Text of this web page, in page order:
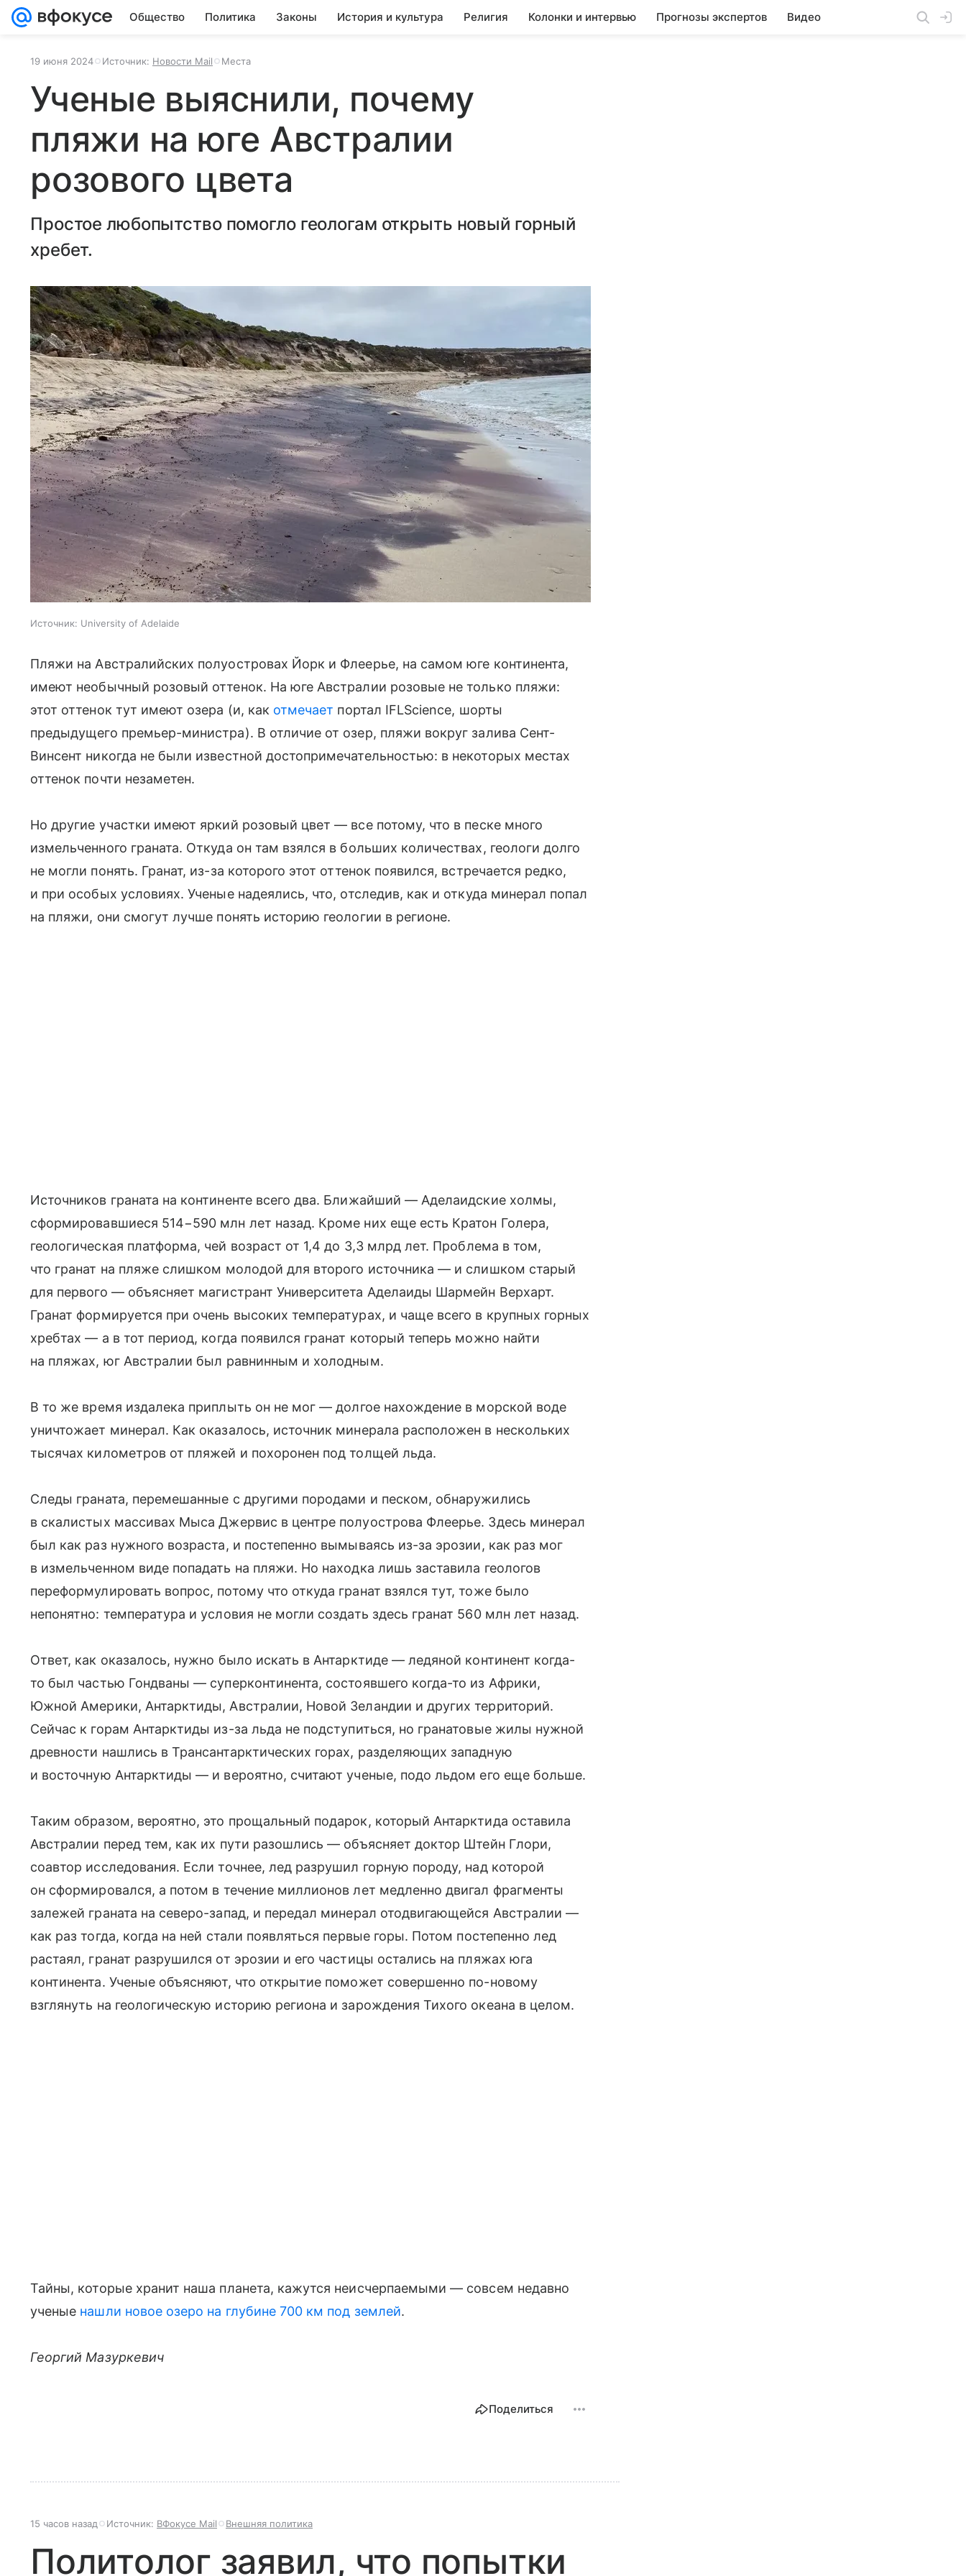
Общество Политика Законы История и культура Религия Колонки и интервью Прогнозы экспертов Видео
19 июня 2024 Источник: Новости Mail Места
Ученые выяснили, почему
пляжи на юге Австралии
розового цвета
Простое любопытство помогло геологам открыть новый горный
хребет.
Источник: University of Adelaide
Пляжи на Австралийских полуостровах Йорк и Флеерье, на самом юге континента,
имеют необычный розовый оттенок. На юге Австралии розовые не только пляжи:
этот оттенок тут имеют озера (и, как отмечает портал IFLScience, шорты
предыдущего премьер-министра). В отличие от озер, пляжи вокруг залива Сент-
Винсент никогда не были известной достопримечательностью: в некоторых местах
оттенок почти незаметен.
Но другие участки имеют яркий розовый цвет — все потому, что в песке много
измельченного граната. Откуда он там взялся в больших количествах, геологи долго
не могли понять. Гранат, из-за которого этот оттенок появился, встречается редко,
и при особых условиях. Ученые надеялись, что, отследив, как и откуда минерал попал
на пляжи, они смогут лучше понять историю геологии в регионе.
Источников граната на континенте всего два. Ближайший — Аделаидские холмы,
сформировавшиеся 514−590 млн лет назад. Кроме них еще есть Кратон Голера,
геологическая платформа, чей возраст от 1,4 до 3,3 млрд лет. Проблема в том,
что гранат на пляже слишком молодой для второго источника — и слишком старый
для первого — объясняет магистрант Университета Аделаиды Шармейн Верхарт.
Гранат формируется при очень высоких температурах, и чаще всего в крупных горных
хребтах — а в тот период, когда появился гранат который теперь можно найти
на пляжах, юг Австралии был равнинным и холодным.
В то же время издалека приплыть он не мог — долгое нахождение в морской воде
уничтожает минерал. Как оказалось, источник минерала расположен в нескольких
тысячах километров от пляжей и похоронен под толщей льда.
Следы граната, перемешанные с другими породами и песком, обнаружились
в скалистых массивах Мыса Джервис в центре полуострова Флеерье. Здесь минерал
был как раз нужного возраста, и постепенно вымываясь из-за эрозии, как раз мог
в измельченном виде попадать на пляжи. Но находка лишь заставила геологов
переформулировать вопрос, потому что откуда гранат взялся тут, тоже было
непонятно: температура и условия не могли создать здесь гранат 560 млн лет назад.
Ответ, как оказалось, нужно было искать в Антарктиде — ледяной континент когда-
то был частью Гондваны — суперконтинента, состоявшего когда-то из Африки,
Южной Америки, Антарктиды, Австралии, Новой Зеландии и других территорий.
Сейчас к горам Антарктиды из-за льда не подступиться, но гранатовые жилы нужной
древности нашлись в Трансантарктических горах, разделяющих западную
и восточную Антарктиды — и вероятно, считают ученые, подо льдом его еще больше.
Таким образом, вероятно, это прощальный подарок, который Антарктида оставила
Австралии перед тем, как их пути разошлись — объясняет доктор Штейн Глори,
соавтор исследования. Если точнее, лед разрушил горную породу, над которой
он сформировался, а потом в течение миллионов лет медленно двигал фрагменты
залежей граната на северо-запад, и передал минерал отодвигающейся Австралии —
как раз тогда, когда на ней стали появляться первые горы. Потом постепенно лед
растаял, гранат разрушился от эрозии и его частицы остались на пляжах юга
континента. Ученые объясняют, что открытие поможет совершенно по-новому
взглянуть на геологическую историю региона и зарождения Тихого океана в целом.
Тайны, которые хранит наша планета, кажутся неисчерпаемыми — совсем недавно
ученые нашли новое озеро на глубине 700 км под землей.
Георгий Мазуркевич
Поделиться
15 часов назад Источник: ВФокусе Mail Внешняя политика
Политолог заявил, что попытки